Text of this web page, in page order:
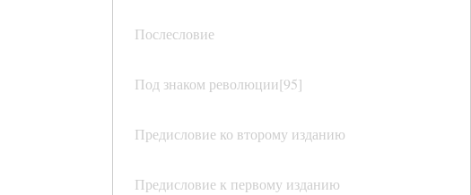
Послесловие
Под знаком революции[95]
Предисловие ко второму изданию
Предисловие к первому изданию